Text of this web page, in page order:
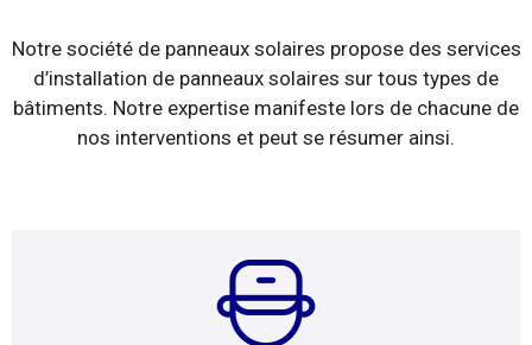
Notre société de panneaux solaires propose des services
d’installation de panneaux solaires sur tous types de
bâtiments. Notre expertise manifeste lors de chacune de
nos interventions et peut se résumer ainsi.